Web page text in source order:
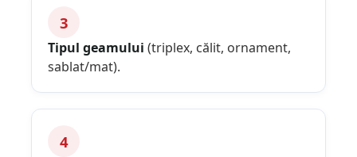
3
Tipul geamului (triplex, călit, ornament,
sablat/mat).
4